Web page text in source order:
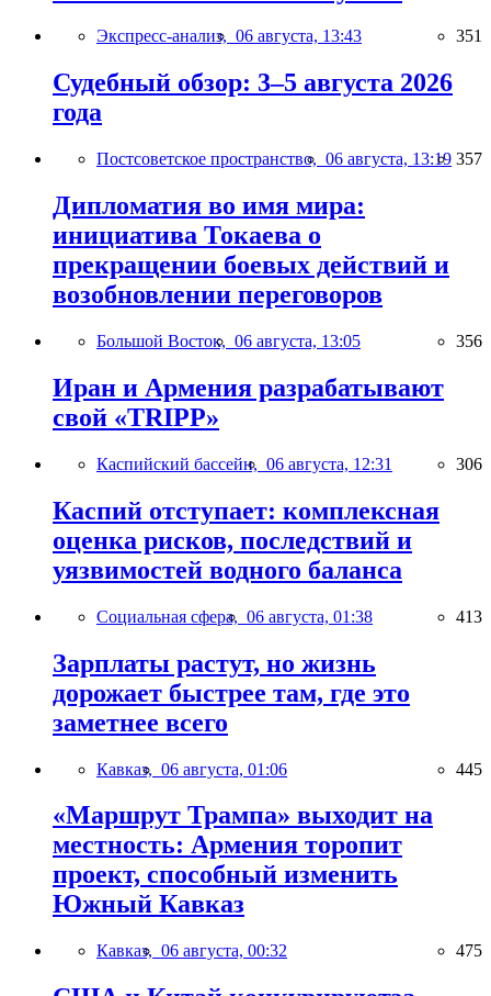
Экспресс-анализ, 06 августа, 13:43 351
Судебный обзор: 3–5 августа 2026
года
Постсоветское пространство, 06 августа, 13:19 357
Дипломатия во имя мира:
инициатива Токаева о
прекращении боевых действий и
возобновлении переговоров
Большой Восток, 06 августа, 13:05 356
Иран и Армения разрабатывают
свой «TRIPP»
Каспийский бассейн, 06 августа, 12:31 306
Каспий отступает: комплексная
оценка рисков, последствий и
уязвимостей водного баланса
Социальная сфера, 06 августа, 01:38 413
Зарплаты растут, но жизнь
дорожает быстрее там, где это
заметнее всего
Кавказ, 06 августа, 01:06 445
«Маршрут Трампа» выходит на
местность: Армения торопит
проект, способный изменить
Южный Кавказ
Кавказ, 06 августа, 00:32 475